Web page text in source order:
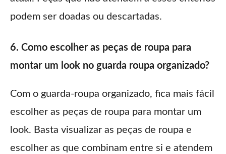
podem ser doadas ou descartadas.
6. Como escolher as peças de roupa para
montar um look no guarda roupa organizado?
Com o guarda-roupa organizado, fica mais fácil
escolher as peças de roupa para montar um
look. Basta visualizar as peças de roupa e
escolher as que combinam entre si e atendem